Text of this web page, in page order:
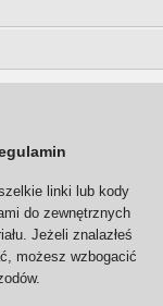
linki lub kody
do zewnętrznych
Jeżeli znalazłeś
możesz wzbogacić